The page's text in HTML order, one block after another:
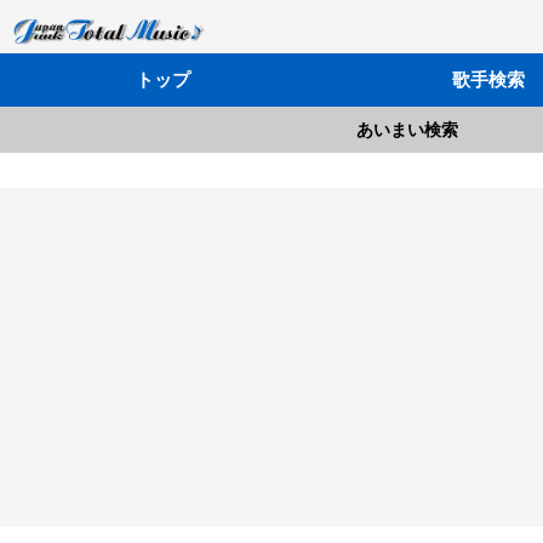
トップ 歌手検索
あいまい検索